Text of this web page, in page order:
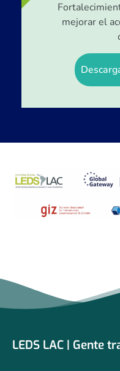
mejorar el
LEDS LAC | Gente